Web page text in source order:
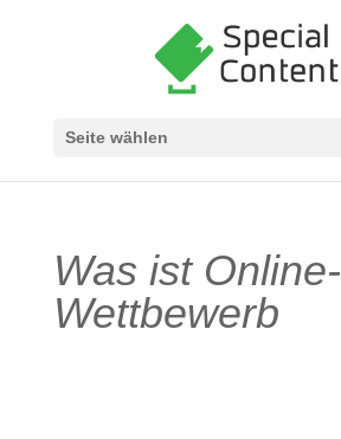
Seite wählen
Was ist Online-
Wettbewerb